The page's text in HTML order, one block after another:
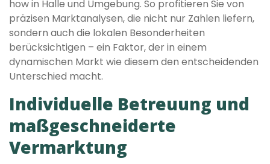
how in Halle und Umgebung. So profitieren Sie von
präzisen Marktanalysen, die nicht nur Zahlen liefern,
sondern auch die lokalen Besonderheiten
berücksichtigen – ein Faktor, der in einem
dynamischen Markt wie diesem den entscheidenden
Unterschied macht.
Individuelle Betreuung und
maßgeschneiderte
Vermarktung